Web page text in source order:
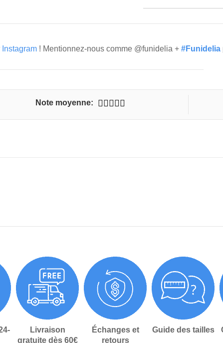
Instagram ! Mentionnez-nous comme @funidelia + #Funidelia
Note moyenne:
Livraison
gratuite dès 60€
Échanges et
retours
Guide des tailles